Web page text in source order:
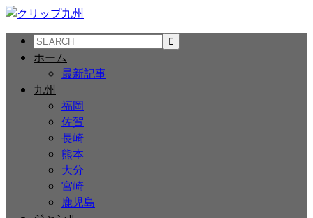
ホーム
最新記事
九州
福岡
佐賀
長崎
熊本
大分
宮崎
鹿児島